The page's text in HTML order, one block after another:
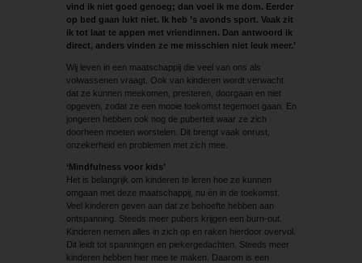
vind ik niet goed genoeg; dan voel ik me dom. Eerder
op bed gaan lukt niet. Ik heb ’s avonds sport. Vaak zit
ik tot laat te appen met vriendinnen. Dan antwoord ik
direct, anders vinden ze me misschien niet leuk meer.’
Wij leven in een maatschappij die veel van ons als
volwassenen vraagt. Ook van kinderen wordt verwacht
dat ze kunnen meekomen, presteren, doorgaan en niet
opgeven, zodat ze een mooie toekomst tegemoet gaan. En
jongeren hebben ook nog de puberteit waar ze zich
doorheen moeten worstelen. Dit brengt vaak onrust,
onzekerheid en problemen met zich mee.
‘Mindfulness voor kids’
Het is belangrijk om kinderen te leren hoe ze kunnen
omgaan met deze maatschappij, nu én in de toekomst.
Veel kinderen geven aan dat ze behoefte hebben aan
ontspanning. Steeds meer pubers krijgen een burn-out.
Kinderen nemen alles in zich op en raken hierdoor overvol.
Dit leidt tot spanningen en piekergedachten. Steeds meer
kinderen hebben hier mee te maken. Daarom is een